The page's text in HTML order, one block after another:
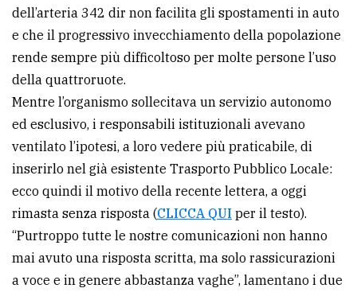
dell’arteria 342 dir non facilita gli spostamenti in auto
e che il progressivo invecchiamento della popolazione
rende sempre più difficoltoso per molte persone l’uso
della quattroruote.
Mentre l’organismo sollecitava un servizio autonomo
ed esclusivo, i responsabili istituzionali avevano
ventilato l’ipotesi, a loro vedere più praticabile, di
inserirlo nel già esistente Trasporto Pubblico Locale:
ecco quindi il motivo della recente lettera, a oggi
rimasta senza risposta (CLICCA QUI per il testo).
“Purtroppo tutte le nostre comunicazioni non hanno
mai avuto una risposta scritta, ma solo rassicurazioni
a voce e in genere abbastanza vaghe”, lamentano i due